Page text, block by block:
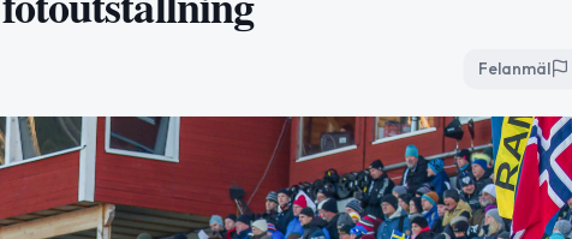
Felanmäl